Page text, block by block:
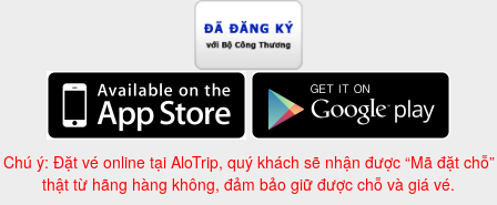
Chú ý: Đặt vé online tại AloTrip, quý khách sẽ nhận được “Mã đặt chỗ”
thật từ hãng hàng không, đảm bảo giữ được chỗ và giá vé.